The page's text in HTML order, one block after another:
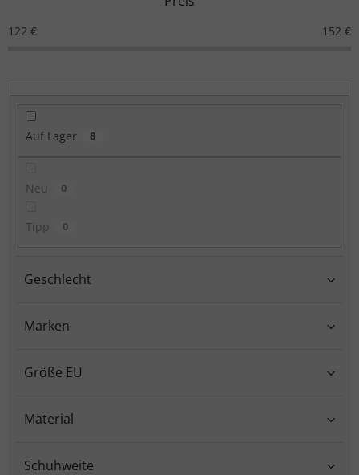
122 € 152 €
Auf Lager 8
Neu 0
Tipp 0
Marken
Größe EU
Geschlecht
Material
Schuhweite